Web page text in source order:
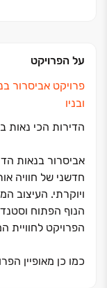
על הפרויקט
פרויקט אביסרור
ובניו
הדירות הכי נאות
אביסרור בנאות
חדשני של חוויה
ויוקרתי. העיצוב
הנוף הפתוח
הפרויקט לחוויית
כמו כן מאופיין